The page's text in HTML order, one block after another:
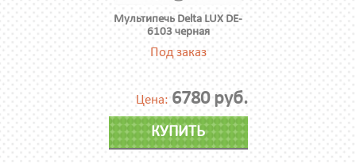
Мультипечь Delta LUX DE-
6103 черная
Под заказ
Цена: 6780 руб.
КУПИТЬ